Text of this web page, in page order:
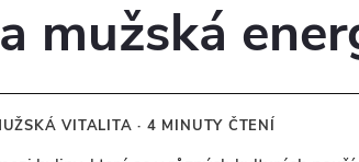
mužská
VITALITA · 4 MINUTY ČTENÍ